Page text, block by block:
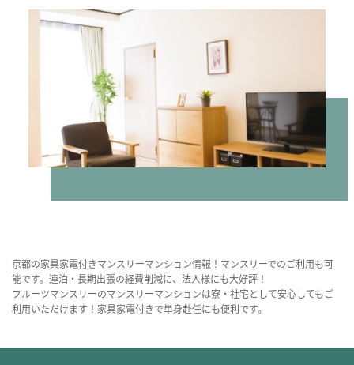
京都の家具家電付きマンスリーマンション情報！マンスリーでのご利用も可
能です。連泊・長期出張の経費削減に、法人様にも大好評！
フルーツマンスリーのマンスリーマンションは寮・社宅として安心してもご
利用いただけます！家具家電付きで単身赴任にも便利です。